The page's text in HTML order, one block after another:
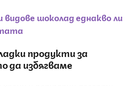
видове шоколад еднакво ли
продукти за
да избягваме